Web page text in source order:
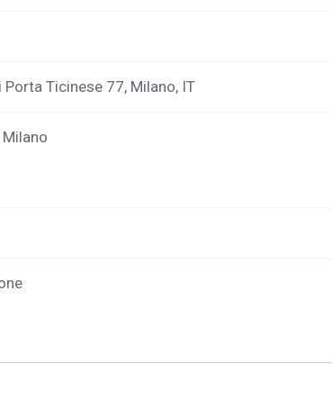
Porta Ticinese 77, Milano, IT